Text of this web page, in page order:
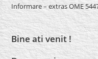
Informare – extras OME
Bine ati venit !